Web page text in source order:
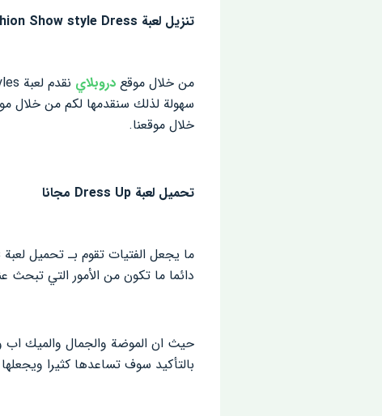
تنزيل لعبة Fashion Show style Dress للايفون
من خلال موقع دروبلاي
سهولة لذلك سنقدمها لكم من خلال
خلال موقعنا.
تحميل لعبة Dress Up مجانا
دائما ما تكون من الأمور التي تبحث
حيث ان الموضة والجمال والميك اب
بالتأكيد سوف تساعدها كثيرا